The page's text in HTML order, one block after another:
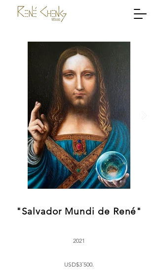
"Salvador Mundi de René"
2021
USD$3´500.